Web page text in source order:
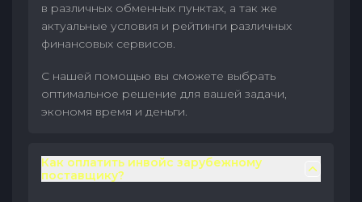
в различных обменных пунктах, а так же
актуальные условия и рейтинги различных
финансовых сервисов.
С нашей помощью вы сможете выбрать
оптимальное решение для вашей задачи,
экономя время и деньги.
Как оплатить инвойс зарубежному
поставщику?